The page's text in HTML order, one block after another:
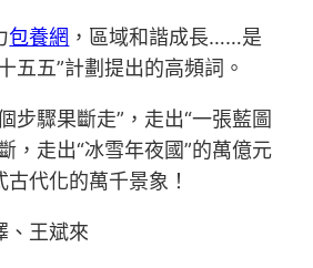
包養網 ，區域和諧成長……是
五五”計劃提出的高頻詞。
步驟果斷走”，走出“一張藍圖
，走出“冰雪年夜國”的萬億元
代化的萬千景象！
、王斌來